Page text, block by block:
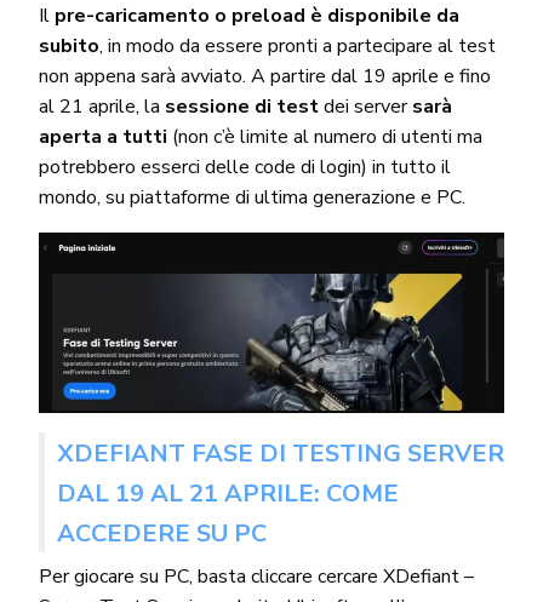
Il pre-caricamento o preload è disponibile da
subito, in modo da essere pronti a partecipare al test
non appena sarà avviato. A partire dal 19 aprile e fino
al 21 aprile, la sessione di testdei serversarà
aperta a tutti (non c’è limite al numero di utenti ma
potrebbero esserci delle code di login) in tutto il
mondo, su piattaforme di ultima generazione e PC.
XDEFIANT FASE DI TESTING SERVER
DAL 19 AL 21 APRILE: COME
ACCEDERE SU PC
Per giocare su PC, basta cliccare cercare XDefiant –